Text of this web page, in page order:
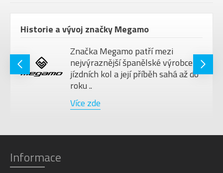
29"
Barva
Garnet UD, Garnet UD
Historie a vývoj značky Megamo
Značka Megamo patří mezi
nejvýraznější španělské výrobce
jízdních kol a její příběh sahá až do
roku ..
Více zde
Informace